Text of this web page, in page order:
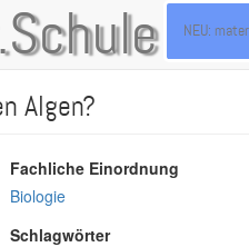
NEU:
Algen?
Fachliche Einordnung
Biologie
Schlagwörter